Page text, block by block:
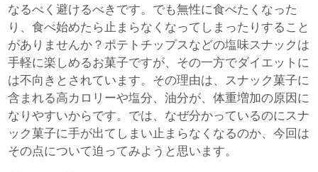
なるべく避けるべきです。でも無性に食べたくなった
り、食べ始めたら止まらなくなってしまったりすること
がありませんか？ポテトチップスなどの塩味スナックは
手軽に楽しめるお菓子ですが、その一方でダイエットに
は不向きとされています。その理由は、スナック菓子に
含まれる高カロリーや塩分、油分が、体重増加の原因に
なりやすいからです。では、なぜ分かっているのにスナ
ック菓子に手が出てしまい止まらなくなるのか、今回は
その点について迫ってみようと思います。